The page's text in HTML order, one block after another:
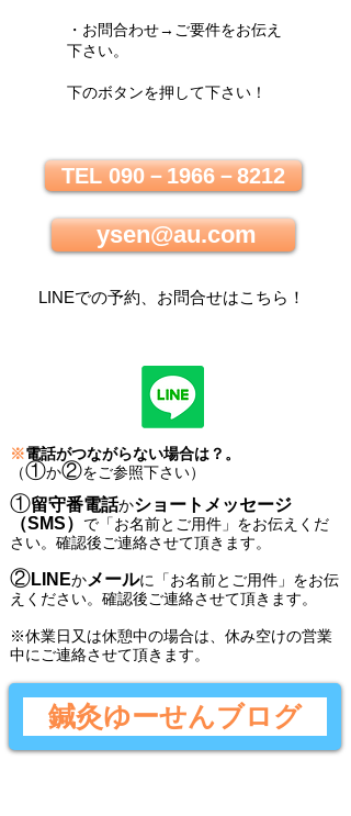
・お問合わせ→ご要件をお伝え
下さい。
下のボタンを押して下さい！
TEL 090－1966－8212
ysen@au.com
LINEでの予約、お問合せはこちら ！
※電話がつながらない場合は？。
（①か②をご参照下さい）
①留守番電話かショートメッセージ
（SMS） で 「お名前とご用件 」 をお伝えくだ
さい。 確認後ご連絡させて頂きます。
②LINEかメールに 「お名前とご用件 」 をお伝
えください。 確認後ご連絡させて頂きます。
​※休業日又は休憩中の場合は、休み空けの営業
中にご連絡させて頂きます。
鍼灸ゆーせんブログ